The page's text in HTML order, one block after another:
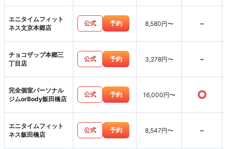
エニタイムフィット
ネス文京本郷店
公式 予約 8,580円〜 -
チョコザップ本郷三
丁目店
公式 予約 3,278円〜 -
完全個室パーソナル
ジムorBody飯田橋店
公式 予約 16,000円〜 ○
エニタイムフィット
ネス飯田橋店
公式 予約 8,547円〜 -